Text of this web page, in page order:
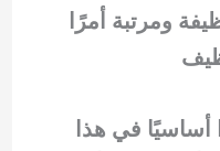
ومرتبة أمرًا
أساسيًا في هذا